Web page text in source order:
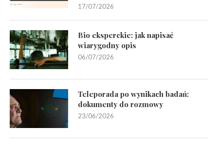
17/07/2026
Bio eksperckie: jak napisać
wiarygodny opis
06/07/2026
Teleporada po wynikach badań:
dokumenty do rozmowy
23/06/2026